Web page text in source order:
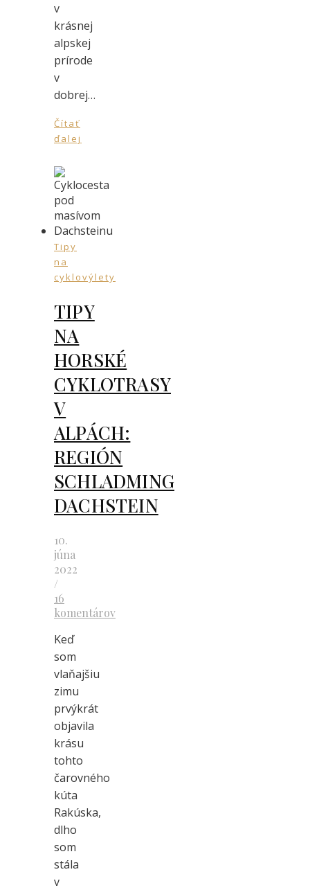
v
krásnej
alpskej
prírode
v
dobrej…
Čítať
ďalej
Tipy
na
cyklovýlety
TIPY
NA
HORSKÉ
CYKLOTRASY
V
ALPÁCH:
REGIÓN
SCHLADMING
DACHSTEIN
10.
júna
2022
/
16
komentárov
Keď
som
vlaňajšiu
zimu
prvýkrát
objavila
krásu
tohto
čarovného
kúta
Rakúska,
dlho
som
stála
v